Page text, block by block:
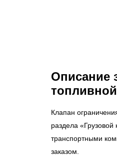
Описание
Клапан
раздела
транспортными
заказом.